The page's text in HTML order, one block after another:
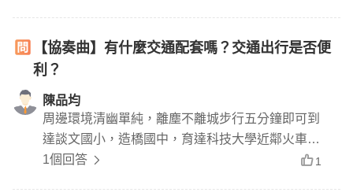
【協奏曲】有什麼交通配套嗎？交通出行是否便
利？
陳品均
周邊環境清幽單純，離塵不離城步行五分鐘即可到
達談文國小，造橋國中，育達科技大學近鄰火車站
返回頭份竹南市區僅區10分鐘
1個回答 1